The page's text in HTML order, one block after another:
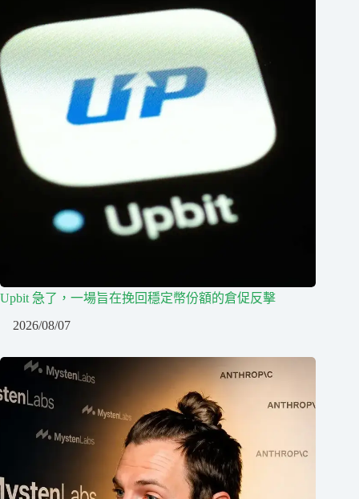
Upbit 急了，一場旨在挽回穩定幣份額的倉促反擊
2026/08/07